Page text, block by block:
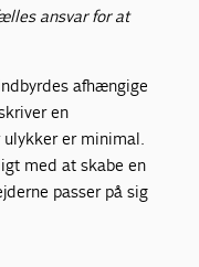
ansvar for at
afhængige
en
er minimal.
med at skabe en
passer på sig